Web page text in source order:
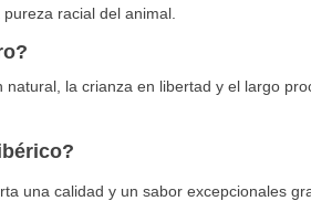
racial del animal.
la crianza en libertad y el largo
una calidad y un sabor excepcionales